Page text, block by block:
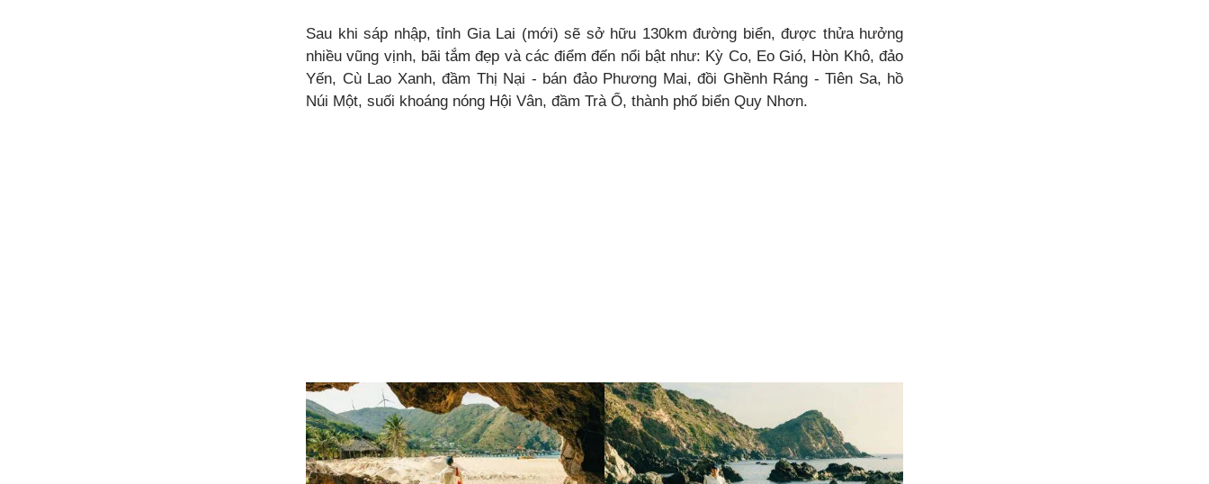
Sau khi sáp nhập, tỉnh Gia Lai (mới) sẽ sở hữu 130km đường biển, được thửa hưởng
nhiều vũng vịnh, bãi tắm đẹp và các điểm đến nổi bật như: Kỳ Co, Eo Gió, Hòn Khô, đảo
Yến, Cù Lao Xanh, đầm Thị Nại - bán đảo Phương Mai, đồi Ghềnh Ráng - Tiên Sa, hồ
Núi Một, suối khoáng nóng Hội Vân, đầm Trà Ổ, thành phố biển Quy Nhơn.